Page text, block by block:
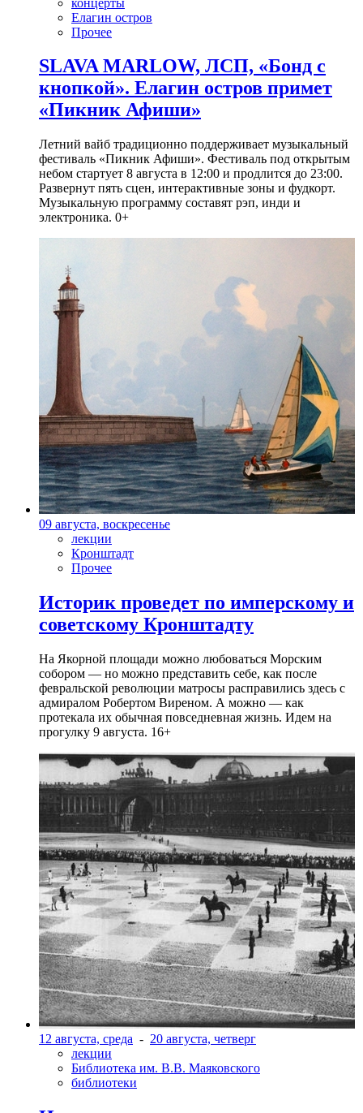
Елагин остров
Прочее
SLAVA MARLOW, ЛСП, «Бонд с
кнопкой». Елагин остров примет
«Пикник Афиши»
Летний вайб традиционно поддерживает музыкальный
фестиваль «Пикник Афиши». Фестиваль под открытым
небом стартует 8 августа в 12:00 и продлится до 23:00.
Развернут пять сцен, интерактивные зоны и фудкорт.
Музыкальную программу составят рэп, инди и
электроника. 0+
09 августа, воскресенье
лекции
Кронштадт
Прочее
Историк проведет по имперскому и
советскому Кронштадту
На Якорной площади можно любоваться Морским
собором — но можно представить себе, как после
февральской революции матросы расправились здесь с
адмиралом Робертом Виреном. А можно — как
протекала их обычная повседневная жизнь. Идем на
прогулку 9 августа. 16+
12 августа, среда - 20 августа, четверг
лекции
Библиотека им. В.В. Маяковского
библиотеки